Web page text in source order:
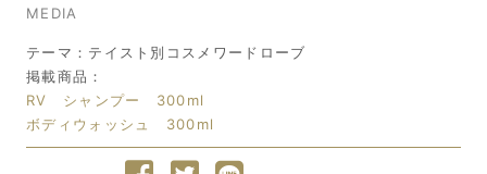
MEDIA
テーマ：テイスト別コスメワードローブ
掲載商品：
RV シャンプー 300ml
ボディウォッシュ 300ml